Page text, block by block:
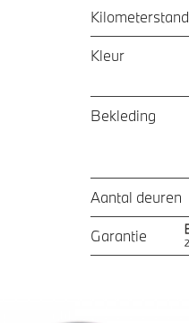
Kilometerstand
Kleur
Bekleding
Aantal deuren
Garantie